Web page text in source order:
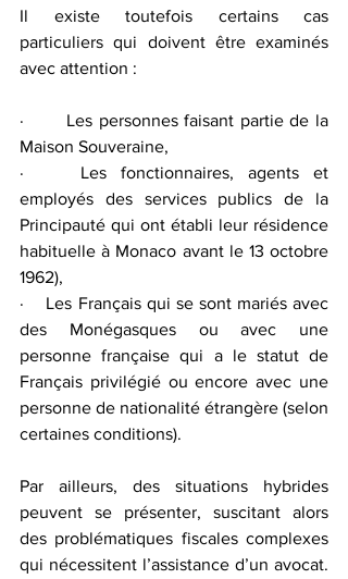
Il existe toutefois certains cas
particuliers qui doivent être examinés
avec attention :
· Les personnes faisant partie de la
Maison Souveraine,
· Les fonctionnaires, agents et
employés des services publics de la
Principauté qui ont établi leur résidence
habituelle à Monaco avant le 13 octobre
1962),
· Les Français qui se sont mariés avec
des Monégasques ou avec une
personne française qui a le statut de
Français privilégié ou encore avec une
personne de nationalité étrangère (selon
certaines conditions).
Par ailleurs, des situations hybrides
peuvent se présenter, suscitant alors
des problématiques fiscales complexes
qui nécessitent l’assistance d’un avocat.